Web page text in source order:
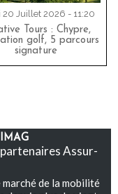
20 Juillet 2026 - 11:20
Tours : Chypre,
golf, 5 parcours
signature
Assur-
de la mobilité